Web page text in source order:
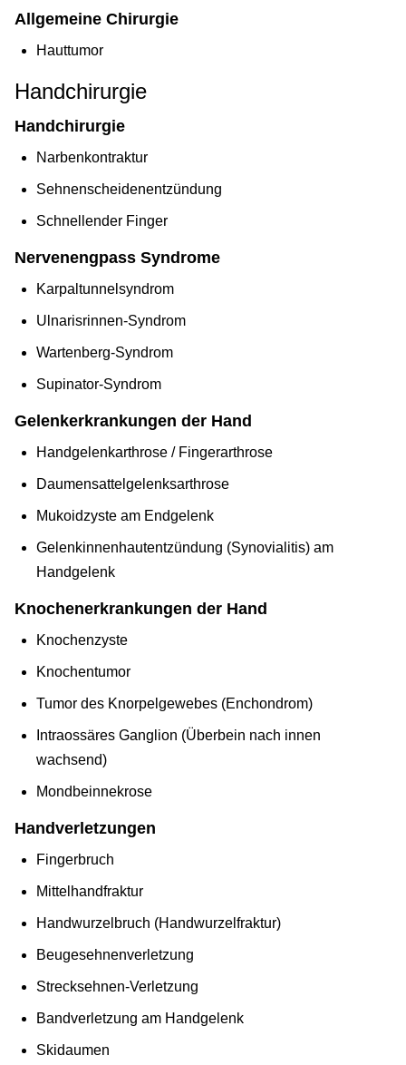
Allgemeine Chirurgie
Hauttumor
Handchirurgie
Handchirurgie
Narbenkontraktur
Sehnenscheidenentzündung
Schnellender Finger
Nervenengpass Syndrome
Karpaltunnelsyndrom
Ulnarisrinnen-Syndrom
Wartenberg-Syndrom
Supinator-Syndrom
Gelenkerkrankungen der Hand
Handgelenkarthrose / Fingerarthrose
Daumensattelgelenksarthrose
Mukoidzyste am Endgelenk
Gelenkinnenhautentzündung (Synovialitis) am
Handgelenk
Knochenerkrankungen der Hand
Knochenzyste
Knochentumor
Tumor des Knorpelgewebes (Enchondrom)
Intraossäres Ganglion (Überbein nach innen
wachsend)
Mondbeinnekrose
Handverletzungen
Fingerbruch
Mittelhandfraktur
Handwurzelbruch (Handwurzelfraktur)
Beugesehnenverletzung
Strecksehnen-Verletzung
Bandverletzung am Handgelenk
Skidaumen